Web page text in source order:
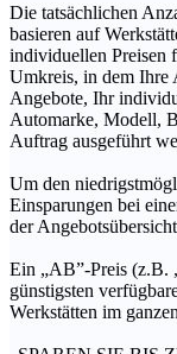
Die tatsächlichen
basieren auf
individuellen Preisen
Umkreis, in dem Ihre
Angebote, Ihr
Automarke, Modell,
Auftrag ausgeführt
Um den
Einsparungen bei
der
Ein „AB”-Preis (z.B.
günstigsten
Werkstätten im